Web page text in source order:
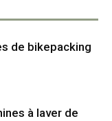
de bikepacking
à laver de